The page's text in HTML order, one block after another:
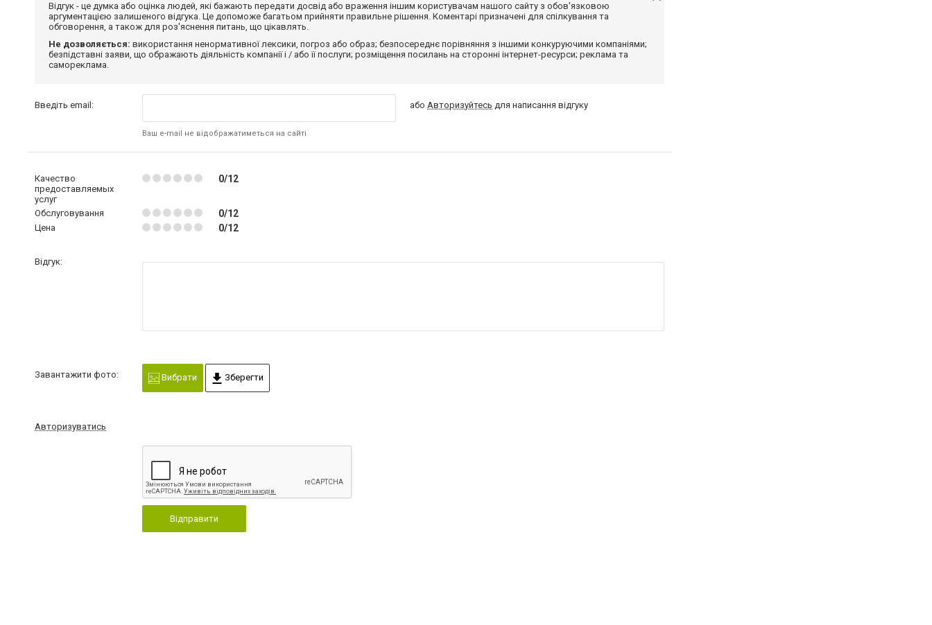
Відгук - це думка або оцінка людей, які бажають передати досвід або враження іншим користувачам нашого сайту з обов'язковою
аргументацією залишеного відгука. Це допоможе багатьом прийняти правильне рішення. Коментарі призначені для спілкування та
обговорення, а також для роз'яснення питань, що цікавлять.
Не дозволяється: використання ненормативної лексики, погроз або образ; безпосереднє порівняння з іншими конкуруючими компаніями;
безпідставні заяви, що ображають діяльність компанії і / або її послуги; розміщення посилань на сторонні інтернет-ресурси; реклама та
самореклама.
Введіть email:
Ваш e-mail не відображатиметься на сайті
абоАвторизуйтесь для написання відгуку
Качество
предоставляемых
услуг
0/12
Обслуговування 0/12
Цена 0/12
Відгук:
Завантажити фото: Вибрати Зберегти
Авторизуватись
Відправити